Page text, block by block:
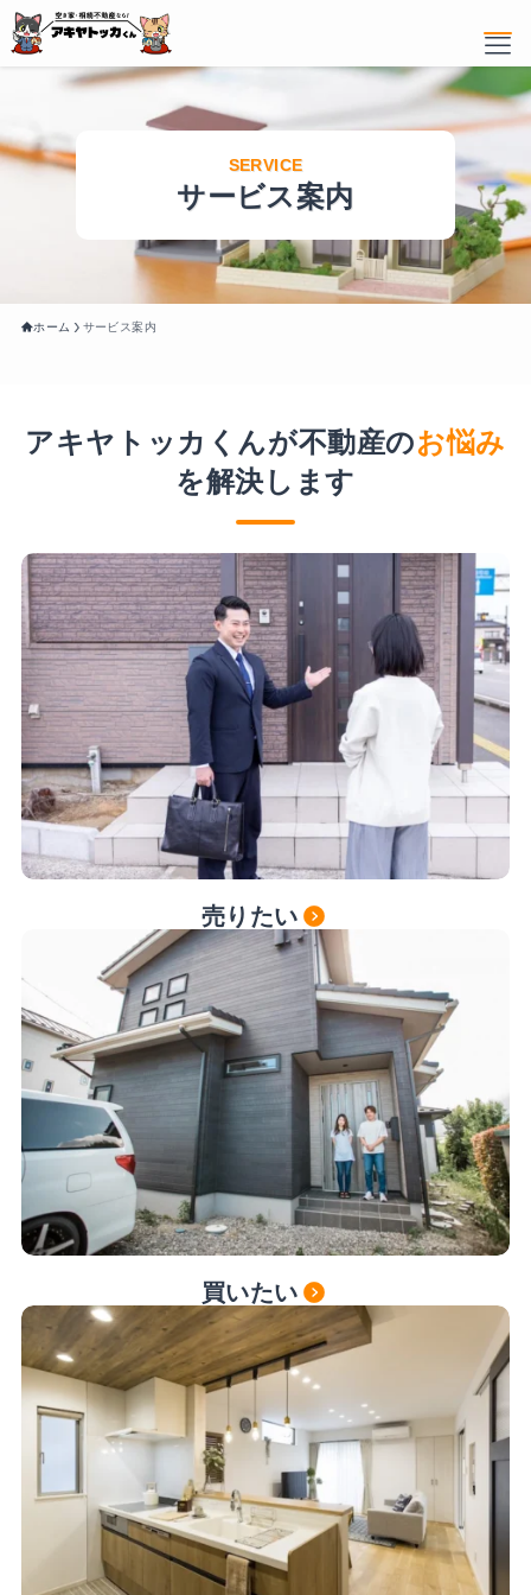
サービス内容
売りたい
買いたい
物件情報
選ばれている理由
お手紙を受け取られたお客様
よくある質問
会社案内
お役立ち情報
お知らせ
0257-24-3711
営業時間 10:00～18:00（水曜・日曜定休）
無料相談会実施中
お問い合わせ
チャットで気軽にご相談
LINEで相談
サービス案内
ホーム サービス案内
アキヤトッカくんが不動産のお悩み
を解決します
売りたい
買いたい